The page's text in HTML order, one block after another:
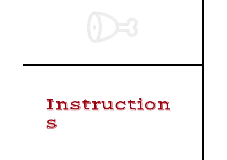
Instruction
s